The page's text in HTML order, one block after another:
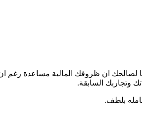
لصالحك ان ظروفك المالية مساعدة
وتجاربك السابقة.
بلطف.